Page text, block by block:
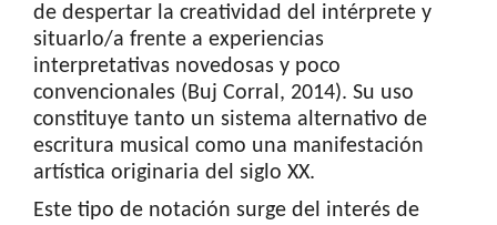
de despertar la creatividad del intérprete y
situarlo/a frente a experiencias
interpretativas novedosas y poco
convencionales (Buj Corral, 2014). Su uso
constituye tanto un sistema alternativo de
escritura musical como una manifestación
artística originaria del siglo XX.
Este tipo de notación surge del interés de